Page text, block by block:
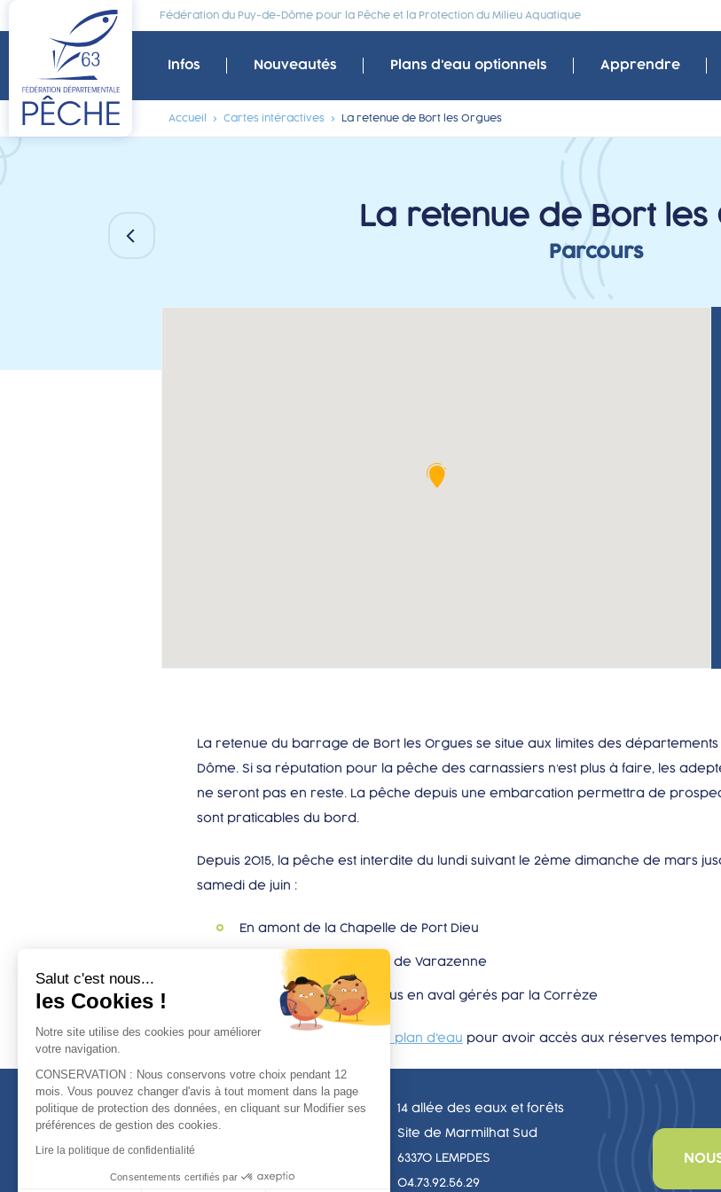
Salut c'est nous...
les Cookies !
Notre site utilise des cookies pour améliorer
votre navigation.
CONSERVATION : Nous conservons votre choix pendant 12
mois. Vous pouvez changer d'avis à tout moment dans la page
politique de protection des données, en cliquant sur Modifier ses
préférences de gestion des cookies.
Lire la politique de confidentialité
Consentements certifiés par
Fédération du Puy-de-Dôme pour la Pêche et la Protection du Milieu Aquatique
Infos Nouveautés Plans d'eau optionnels Apprendre
Accueil Cartes intéractives La retenue de Bort les Orgues
La retenue de Bort les
Parcours
La retenue du barrage de Bort les Orgues se situe aux limites des
Dôme. Si sa réputation pour la pêche des carnassiers n’est plus à faire, les
ne seront pas en reste. La pêche depuis une embarcation permettra de
sont praticables du bord.
Depuis 2015, la pêche est interdite du lundi suivant le 2ème dimanche de mars
samedi de juin :
En amont de la Chapelle de Port Dieu
dans la baie de la forêt de Varazenne
sur d’autres secteurs plus en aval gérés par la Corrèze
Vous pouvez consulter la fiche plan d'eau pour avoir accès aux réserves
14 allée des eaux et forêts
Site de Marmilhat Sud
63370 LEMPDES
04.73.92.56.29